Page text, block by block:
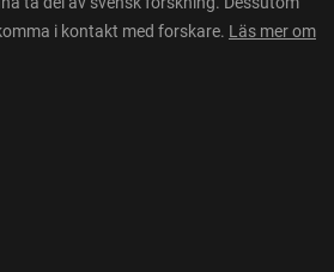
i kontakt med forskare. Läs mer om